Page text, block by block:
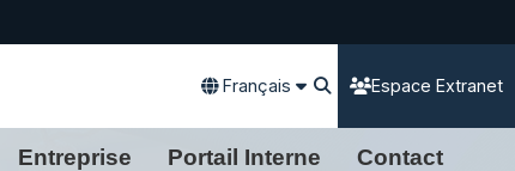
Français Espace Extranet
Entreprise Portail Interne Contact